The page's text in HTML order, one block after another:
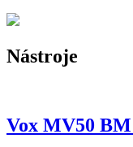
Nástroje
Vox MV50